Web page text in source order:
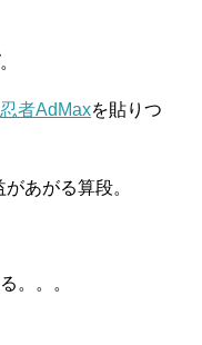
。
忍者AdMaxを貼りつ
あがる算段。
。。。